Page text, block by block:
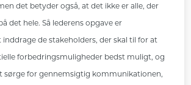
det betyder også, at det ikke er alle, der
det hele. Så lederens opgave er
de stakeholders, der skal til for at
forbedringsmuligheder bedst muligt, og
sørge for gennemsigtig kommunikationen,